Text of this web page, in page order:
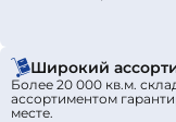
Широкий
Более 20 000 кв.м.
ассортиментом
месте.